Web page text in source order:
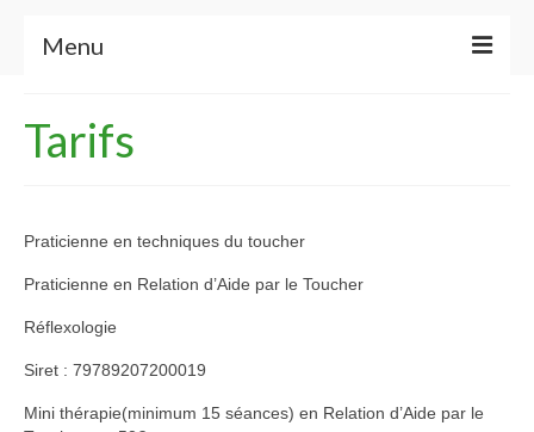
Menu
Bénéfices
Votre praticienne
Tarifs
Praticienne en techniques du toucher
Praticienne en Relation d’Aide par le Toucher
Réflexologie
Siret : 79789207200019
Mini thérapie(minimum 15 séances) en Relation d’Aide par le